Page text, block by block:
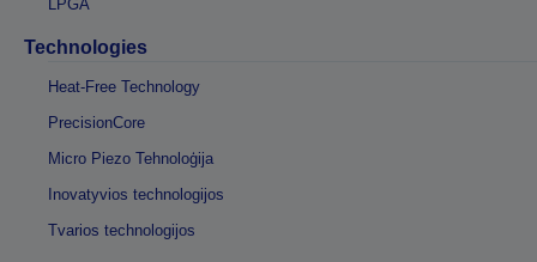
LPGA
Technologies
Heat-Free Technology
PrecisionCore
Micro Piezo Tehnoloģija
Inovatyvios technologijos
Tvarios technologijos